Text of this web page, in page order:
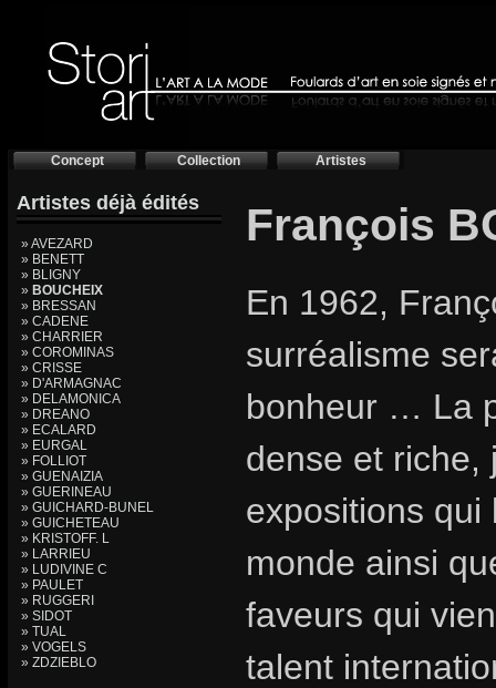
Concept Collection Artistes
Artistes déjà édités
» AVEZARD
» BENETT
» BLIGNY
» BOUCHEIX
» BRESSAN
» CADENE
» CHARRIER
» COROMINAS
» CRISSE
» D'ARMAGNAC
» DELAMONICA
» DREANO
» ECALARD
» EURGAL
» FOLLIOT
» GUENAIZIA
» GUERINEAU
» GUICHARD-BUNEL
» GUICHETEAU
» KRISTOFF. L
» LARRIEU
» LUDIVINE C
» PAULET
» RUGGERI
» SIDOT
» TUAL
» VOGELS
» ZDZIEBLO
François
En 1962,
surréalisme
bonheur … La
dense et riche,
expositions
monde ainsi
faveurs qui
talent